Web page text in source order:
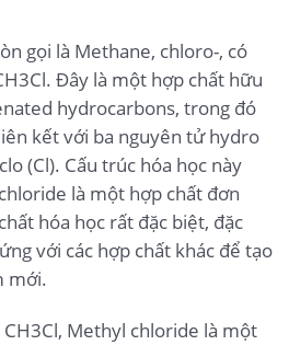
gọi là Methane, chloro-, có
Đây là một hợp chất hữu
hydrocarbons, trong đó
kết với ba nguyên tử hydro
(Cl). Cấu trúc hóa học này
là một hợp chất đơn
hóa học rất đặc biệt, đặc
với các hợp chất khác để tạo
mới.
Methyl chloride là một